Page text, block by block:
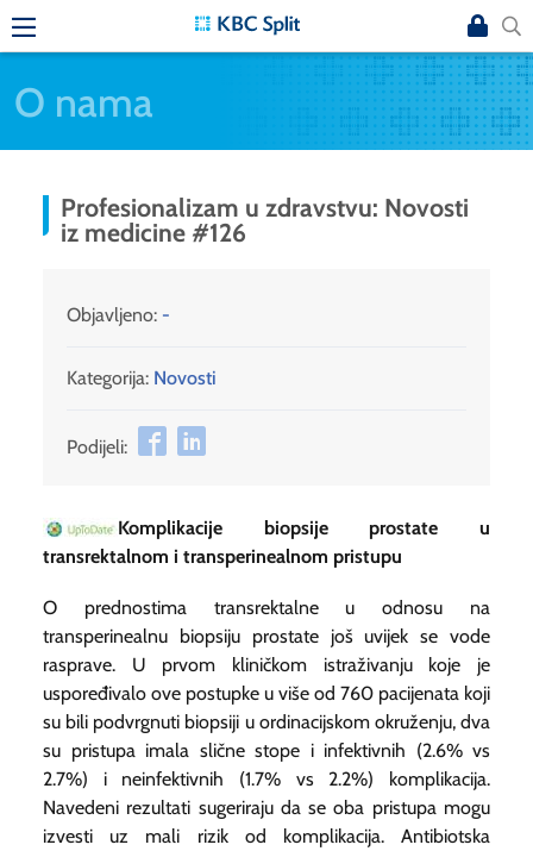
O nama
Profesionalizam u zdravstvu: Novosti
iz medicine #126
Objavljeno: -
Kategorija: Novosti
Podijeli:
Komplikacije biopsije prostate u
transrektalnom i transperinealnom pristupu
O prednostima transrektalne u odnosu na
transperinealnu biopsiju prostate još uvijek se vode
rasprave. U prvom kliničkom istraživanju koje je
uspoređivalo ove postupke u više od 760 pacijenata koji
su bili podvrgnuti biopsiji u ordinacijskom okruženju, dva
su pristupa imala slične stope i infektivnih (2.6% vs
2.7%) i neinfektivnih (1.7% vs 2.2%) komplikacija.
Navedeni rezultati sugeriraju da se oba pristupa mogu
izvesti uz mali rizik od komplikacija. Antibiotska